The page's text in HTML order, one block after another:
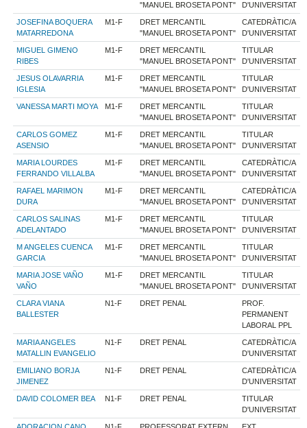
"MANUEL BROSETA PONT"
D'UNIVERSITAT
JOSEFINA BOQUERA
MATARREDONA
M1-F
DRET MERCANTIL
"MANUEL BROSETA PONT"
CATEDRÀTIC/A
D'UNIVERSITAT
MIGUEL GIMENO
RIBES
M1-F
DRET MERCANTIL
"MANUEL BROSETA PONT"
TITULAR
D'UNIVERSITAT
JESUS OLAVARRIA
IGLESIA
M1-F
DRET MERCANTIL
"MANUEL BROSETA PONT"
TITULAR
D'UNIVERSITAT
VANESSA MARTI MOYA M1-F
DRET MERCANTIL
"MANUEL BROSETA PONT"
TITULAR
D'UNIVERSITAT
CARLOS GOMEZ
ASENSIO
M1-F
DRET MERCANTIL
"MANUEL BROSETA PONT"
TITULAR
D'UNIVERSITAT
MARIA LOURDES
FERRANDO VILLALBA
M1-F
DRET MERCANTIL
"MANUEL BROSETA PONT"
CATEDRÀTIC/A
D'UNIVERSITAT
RAFAEL MARIMON
DURA
M1-F
DRET MERCANTIL
"MANUEL BROSETA PONT"
CATEDRÀTIC/A
D'UNIVERSITAT
CARLOS SALINAS
ADELANTADO
M1-F
DRET MERCANTIL
"MANUEL BROSETA PONT"
TITULAR
D'UNIVERSITAT
M ANGELES CUENCA
GARCIA
M1-F
DRET MERCANTIL
"MANUEL BROSETA PONT"
TITULAR
D'UNIVERSITAT
MARIA JOSE VAÑO
VAÑO
M1-F
DRET MERCANTIL
"MANUEL BROSETA PONT"
TITULAR
D'UNIVERSITAT
CLARA VIANA
BALLESTER
N1-F DRET PENAL
PROF.
PERMANENT
LABORAL PPL
MARIA ANGELES
MATALLIN EVANGELIO
N1-F DRET PENAL
CATEDRÀTIC/A
D'UNIVERSITAT
EMILIANO BORJA
JIMENEZ
N1-F DRET PENAL
CATEDRÀTIC/A
D'UNIVERSITAT
DAVID COLOMER BEA N1-F DRET PENAL
TITULAR
D'UNIVERSITAT